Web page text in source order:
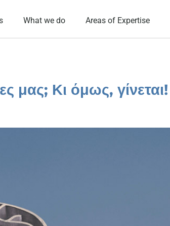
What we do Areas of Expertise
μας; Κι όμως, γίνεται!